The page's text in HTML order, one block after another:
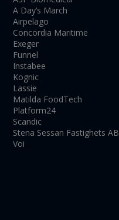
A Day’s March
Airpelago
Concordia Maritime
Exeger
Funnel
Instabee
Kognic
Lassie
Matilda FoodTech
Platform24
Scandic
Stena Sessan Fastighets AB
Voi